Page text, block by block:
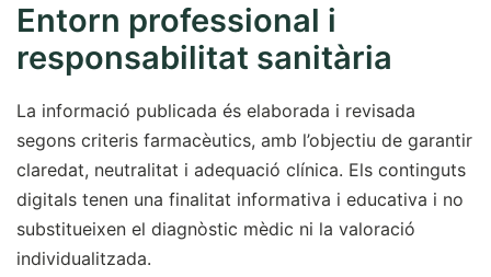
Entorn professional i
responsabilitat sanitària
La informació publicada és elaborada i revisada
segons criteris farmacèutics, amb l’objectiu de garantir
claredat, neutralitat i adequació clínica. Els continguts
digitals tenen una finalitat informativa i educativa i no
substitueixen el diagnòstic mèdic ni la valoració
individualitzada.